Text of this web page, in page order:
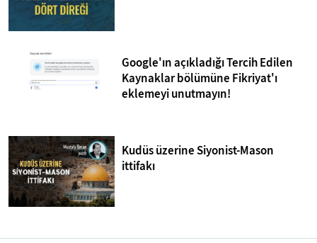
Google'ın açıkladığı Tercih Edilen
Kaynaklar bölümüne Fikriyat'ı
eklemeyi unutmayın!
Kudüs üzerine Siyonist-Mason
ittifakı